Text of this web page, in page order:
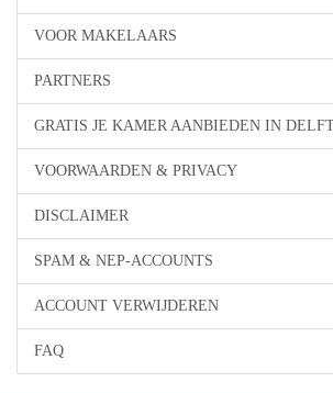
VOOR MAKELAARS
PARTNERS
GRATIS JE KAMER AANBIEDEN IN
VOORWAARDEN & PRIVACY
DISCLAIMER
SPAM & NEP-ACCOUNTS
ACCOUNT VERWIJDEREN
FAQ